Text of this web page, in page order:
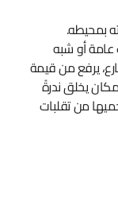
بمحيطه.
عامة أو شبه
يرفع من قيمة
يخلق ندرةً
من تقلبات